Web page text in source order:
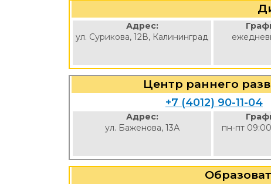
Адрес:
ул. Сурикова, 12В, Калининград
Центр раннего
+7 (4012) 90-11-04
Адрес:
ул. Баженова, 13А
пн-пт